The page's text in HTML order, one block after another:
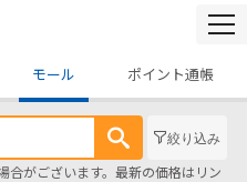
モール ポイント通帳
絞り込み
がございます。最新の価格はリン